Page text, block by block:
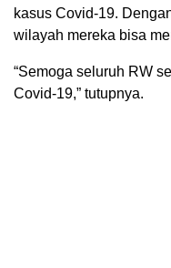
kasus Covid-19.
wilayah mereka bisa
“Semoga seluruh RW
Covid-19,” tutupnya.